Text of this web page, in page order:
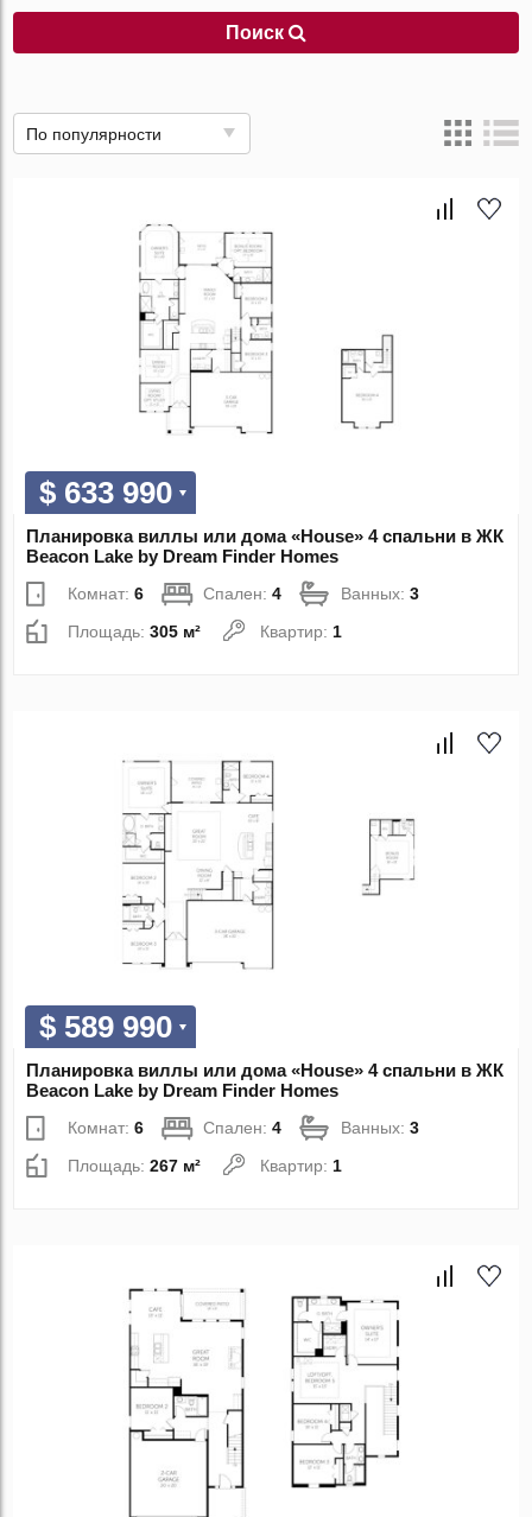
Поиск
По популярности
$ 633 990
Планировка виллы или дома «House» 4 спальни в ЖК
Beacon Lake by Dream Finder Homes
Комнат:6 Спален:4 Ванных:3
Площадь:305 м² Квартир:1
$ 589 990
Планировка виллы или дома «House» 4 спальни в ЖК
Beacon Lake by Dream Finder Homes
Комнат:6 Спален:4 Ванных:3
Площадь:267 м² Квартир: 1